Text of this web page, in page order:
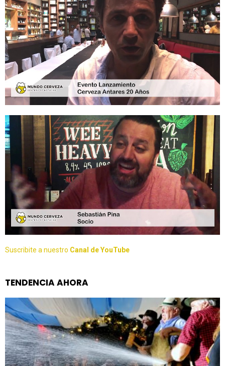
Suscribite a nuestro Canal de YouTube
TENDENCIA AHORA